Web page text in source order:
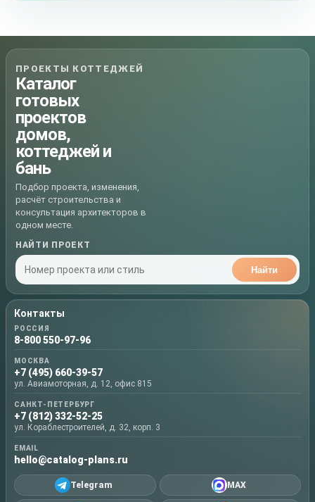
ПРОЕКТЫ КОТТЕДЖЕЙ
Каталог
готовых
проектов
домов,
коттеджей и
бань
Подбор проекта, изменения,
расчёт строительства и
консультация архитекторов в
одном месте.
НАЙТИ ПРОЕКТ
Найти
Контакты
РОССИЯ
8-800 550-97-96
МОСКВА
+7 (495) 660-39-57
ул. Авиамоторная, д. 12, офис 815
САНКТ-ПЕТЕРБУРГ
+7 (812) 332-52-25
ул. Кораблестроителей, д. 32, корп. 3
EMAIL
hello@catalog-plans.ru
Telegram MAX